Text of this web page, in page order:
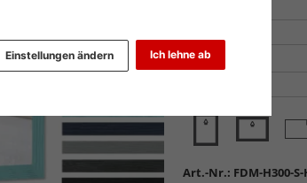
Ich lehne ab
Einstellungen ändern Glasart wählen:
Art.-Nr.: FDM-H300-S-